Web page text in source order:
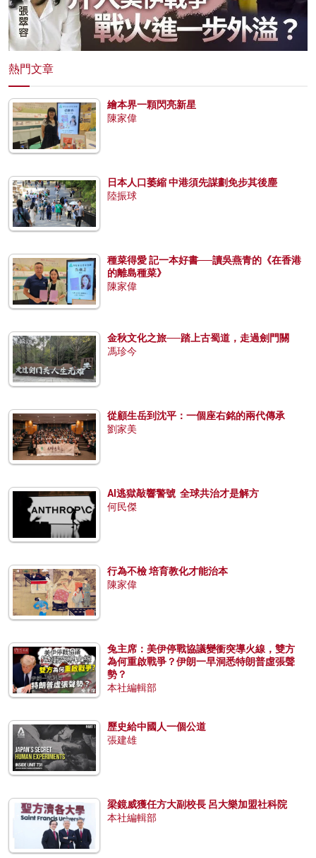
熱門文章
繪本界一顆閃亮新星
陳家偉
日本人口萎縮 中港須先謀劃免步其後塵
陸振球
種菜得愛 記一本好書──讀吳燕青的《在香港
的離島種菜》
陳家偉
金秋文化之旅──踏上古蜀道，走過劍門關
馮珍今
從顧生岳到沈平：一個座右銘的兩代傳承
劉家美
AI逃獄敲響警號 全球共治才是解方
何民傑
行為不檢 培育教化才能治本
陳家偉
兔主席：美伊停戰協議變衝突導火線，雙方
為何重啟戰爭？伊朗一早洞悉特朗普虛張聲
勢？
本社編輯部
歷史給中國人一個公道
張建雄
梁鏡威獲任方大副校長 呂大樂加盟社科院
本社編輯部